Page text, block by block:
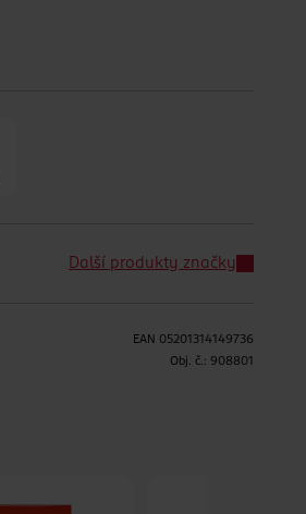
Další produkty značky
EAN 05201314149736
Obj. č.: 908801